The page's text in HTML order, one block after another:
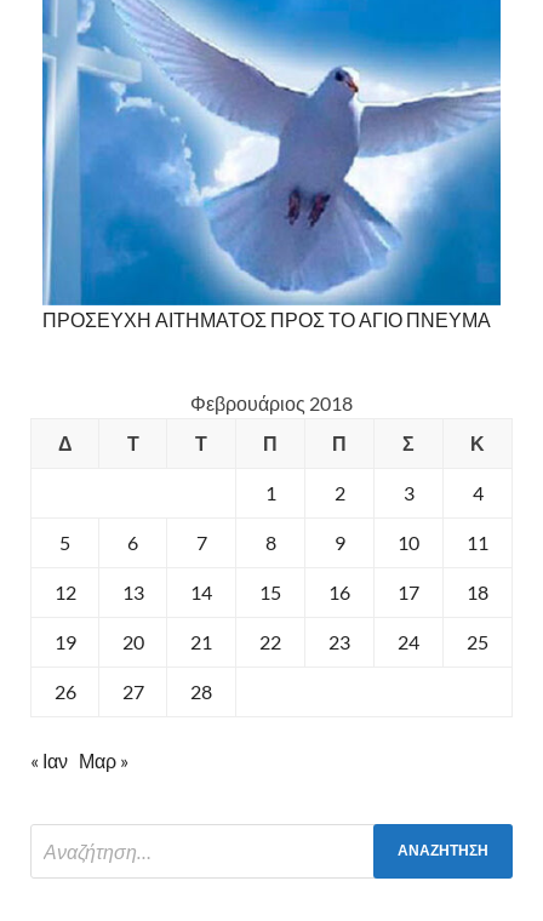
ΠΡΟΣΕΥΧΗ ΑΙΤΗΜΑΤΟΣ ΠΡΟΣ ΤΟ ΑΓΙΟ ΠΝΕΥΜΑ
Φεβρουάριος 2018
Δ
Τ Τ Π Π Σ Κ
1 2 3 4
5 6 7 8 9 10 11
12 13 14 15 16 17 18
19 20 21 22 23 24 25
26 27 28
« Ιαν Μαρ »